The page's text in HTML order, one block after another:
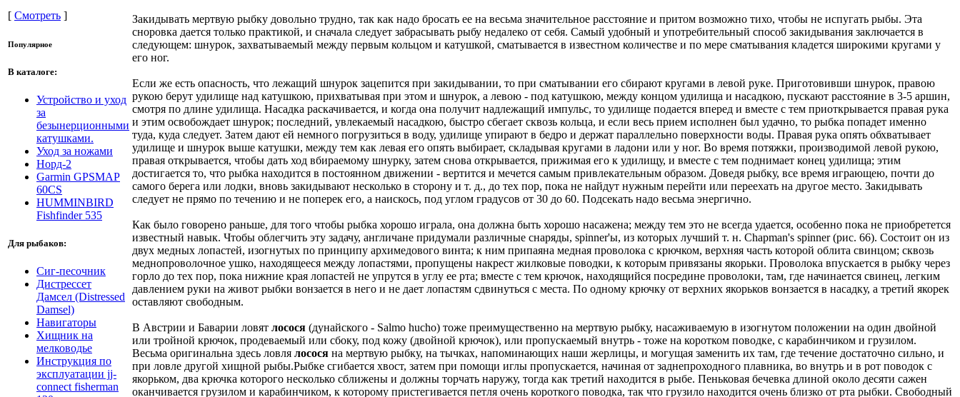
[ Смотреть ]
Популярное
В каталоге:
Устройство и уход
за
безынерционными
катушками.
Уход за ножами
Норд-2
Garmin GPSMAP
60CS
HUMMINBIRD
Fishfinder 535
Для рыбаков:
Сиг-песочник
Дистрессет
Дамсел (Distressed
Damsel)
Навигаторы
Хищник на
мелководье
Инструкция по
эксплуатации jj-
connect fisherman
Закидывать мертвую рыбку довольно трудно, так как надо бросать ее на весьма значительное расстояние и притом возможно тихо, чтобы не испугать рыбы. Эта
сноровка дается только практикой, и сначала следует забрасывать рыбу недалеко от себя. Самый удобный и употребительный способ закидывания заключается в
следующем: шнурок, захватываемый между первым кольцом и катушкой, сматывается в известном количестве и по мере сматывания кладется широкими кругами у
его ног.
Если же есть опасность, что лежащий шнурок зацепится при закидывании, то при сматывании его сбирают кругами в левой руке. Приготовивши шнурок, правою
рукою берут удилище над катушкою, прихватывая при этом и шнурок, а левою - под катушкою, между концом удилища и насадкою, пускают расстояние в 3-5 аршин,
смотря по длине удилища. Насадка раскачивается, и когда она получит надлежащий импульс, то удилище подается вперед и вместе с тем приоткрывается правая рука
и этим освобождает шнурок; последний, увлекаемый насадкою, быстро сбегает сквозь кольца, и если весь прием исполнен был удачно, то рыбка попадет именно
туда, куда следует. Затем дают ей немного погрузиться в воду, удилище упирают в бедро и держат параллельно поверхности воды. Правая рука опять обхватывает
удилище и шнурок выше катушки, между тем как левая его опять выбирает, складывая кругами в ладони или у ног. Во время потяжки, производимой левой рукою,
правая открывается, чтобы дать ход вбираемому шнурку, затем снова открывается, прижимая его к удилищу, и вместе с тем поднимает конец удилища; этим
достигается то, что рыбка находится в постоянном движении - вертится и мечется самым привлекательным образом. Доведя рыбку, все время играющею, почти до
самого берега или лодки, вновь закидывают несколько в сторону и т. д., до тех пор, пока не найдут нужным перейти или переехать на другое место. Закидывать
следует не прямо по течению и не поперек его, а наискось, под углом градусов от 30 до 60. Подсекать надо весьма энергично.
Как было говорено раньше, для того чтобы рыбка хорошо играла, она должна быть хорошо насажена; между тем это не всегда удается, особенно пока не приобретется
известный навык. Чтобы облегчить эту задачу, англичане придумали различные снаряды, spinner'ы, из которых лучший т. н. Chapman's spinner (рис. 66). Состоит он из
двух медных лопастей, изогнутых по принципу архимедового винта; к ним припаяна медная проволока с крючком, верхняя часть которой облита свинцом; сквозь
меднопроволочное ушко, находящееся между лопастями, пропущены накрест жилковые поводки, к которым привязаны якорьки. Проволока впускается в рыбку через
горло до тех пор, пока нижние края лопастей не упрутся в углу ее рта; вместе с тем крючок, находящийся посредине проволоки, там, где начинается свинец, легким
давлением руки на живот рыбки вонзается в него и не дает лопастям сдвинуться с места. По одному крючку от верхних якорьков вонзается в насадку, а третий якорек
оставляют свободным.
В Австрии и Баварии ловят лосося (дунайского - Salmo hucho) тоже преимущественно на мертвую рыбку, насаживаемую в изогнутом положении на один двойной
или тройной крючок, продеваемый или сбоку, под кожу (двойной крючок), или пропускаемый внутрь - тоже на коротком поводке, с карабинчиком и грузилом.
Весьма оригинальна здесь ловля лосося на мертвую рыбку, на тычках, напоминающих наши жерлицы, и могущая заменить их там, где течение достаточно сильно, и
при ловле другой хищной рыбы.Рыбке сгибается хвост, затем при помощи иглы пропускается, начиная от заднепроходного плавника, во внутрь и в рот поводок с
якорьком, два крючка которого несколько сближены и должны торчать наружу, тогда как третий находится в рыбе. Пеньковая бечевка длиной около десяти сажен
оканчивается грузилом и карабинчиком, к которому пристегивается петля очень короткого поводка, так что грузило находится очень близко от рта рыбки. Свободный